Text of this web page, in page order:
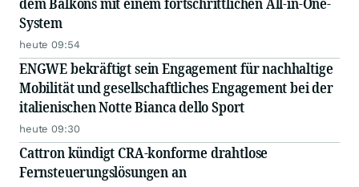
System
heute 09:54
ENGWE bekräftigt sein Engagement für nachhaltige
Mobilität und gesellschaftliches Engagement bei der
italienischen Notte Bianca dello Sport
heute 09:30
Cattron kündigt CRA-konforme drahtlose
Fernsteuerungslösungen an